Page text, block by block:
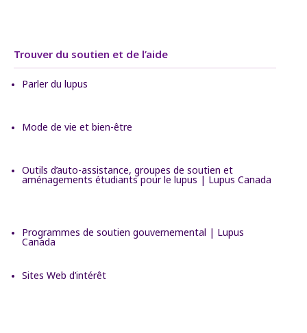
Trouver du soutien et de l’aide
Parler du lupus
Mode de vie et bien-être
Outils d’auto-assistance, groupes de soutien et
aménagements étudiants pour le lupus | Lupus Canada
Programmes de soutien gouvernemental | Lupus
Canada
Sites Web d’intérêt